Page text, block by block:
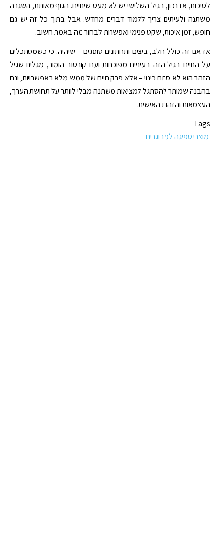
לסיכום, אז נכון, בגיל השלישי יש לא מעט שינויים. הגוף מאותת, השגרה
משתנה ולעיתים צריך ללמוד דברים מחדש. אבל בתוך כל זה יש גם
חופש, זמן איכות, שקט פנימי ואפשרות לבחור מה באמת חשוב.
אז אם זה כולל חלב, ביצים ותחתונים סופגים – שיהיה. כי כשמסתכלים
על החיים בגיל הזה בעיניים מפוכחות ועם קורטוב הומור, מגלים שגיל
הזהב הוא לא סתם כינוי – אלא פרק חיים של ממש מלא באפשרויות, וגם
בהבנה שמותר להסתגל למציאות משתנה מבלי לוותר על תחושת הערך,
העצמאות והזהות האישית.
Tags:
מוצרי ספיגה למבוגרים